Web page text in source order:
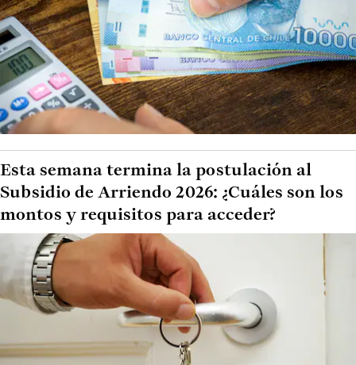
Esta semana termina la postulación al
Subsidio de Arriendo 2026: ¿Cuáles son los
montos y requisitos para acceder?